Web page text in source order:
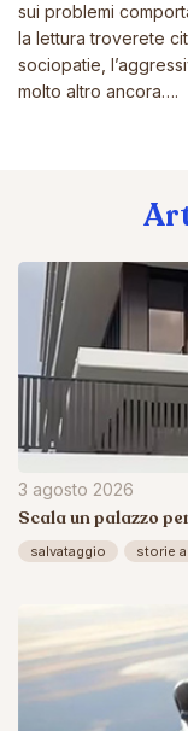
sui problemi
la lettura troverete
sociopatie,
molto altro ancora….
3 agosto 2026
Scala un palazzo
salvataggio storie